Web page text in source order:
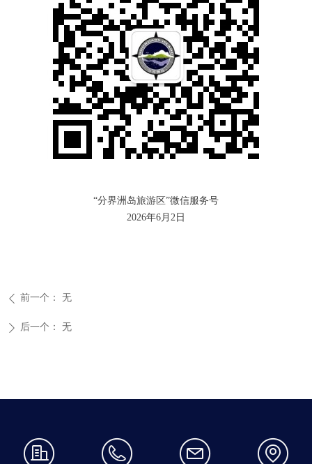
“分界洲岛旅游区”微信服务号
2026年6月2日
ꄴ 前一个： 无
ꄲ 后一个： 无